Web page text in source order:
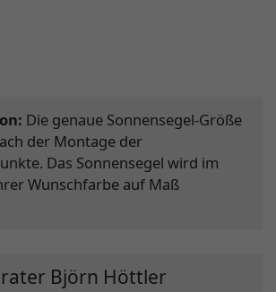
Die genaue Sonnensegel-Größe
der Montage der
Das Sonnensegel wird im
Wunschfarbe auf Maß
Björn Höttler